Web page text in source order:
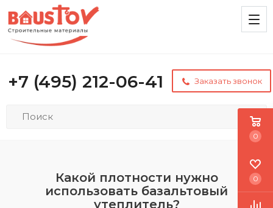
+7 (495) 212-06-41 Заказать звонок
Какой плотности нужно
использовать базальтовый
утеплитель?
0
0